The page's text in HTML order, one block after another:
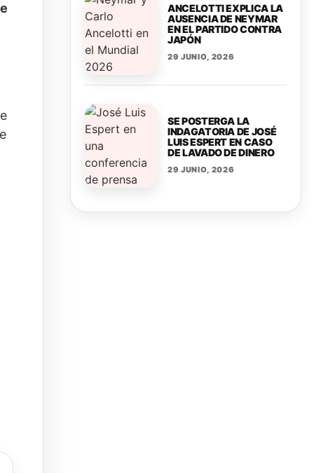
ANCELOTTI EXPLICA LA
AUSENCIA DE NEYMAR
EN EL PARTIDO CONTRA
JAPÓN
29 JUNIO, 2026
SE POSTERGA LA
INDAGATORIA DE JOSÉ
LUIS ESPERT EN CASO
DE LAVADO DE DINERO
29 JUNIO, 2026